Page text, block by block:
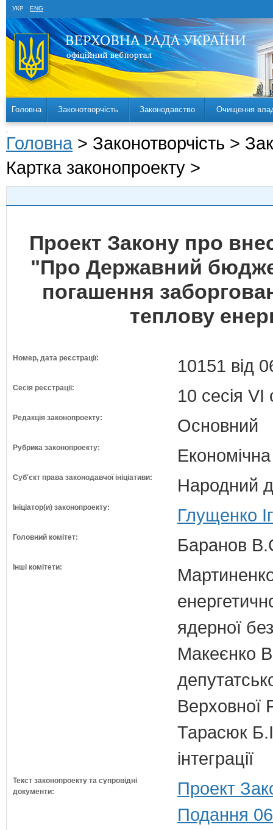
УКР ENG
Головна Законотворчість Законодавство Очищення
Головна > Законотворчість >
Картка законопроекту >
Проект Закону про
"Про Державний
погашення
теплову
Номер, дата реєстрації: 10151 від
Сесія реєстрації: 10 сесія VI
Редакція законопроекту: Основний
Рубрика законопроекту:
Суб'єкт права законодавчої ініціативи: Народний
Ініціатор(и) законопроекту: Глущенко
Головний комітет: Баранов
Інші комітети:
ядерної
Макеєнко
Верховної
Тарасюк
інтеграції
Текст законопроекту та супровідні
документи:
Проект
Подання